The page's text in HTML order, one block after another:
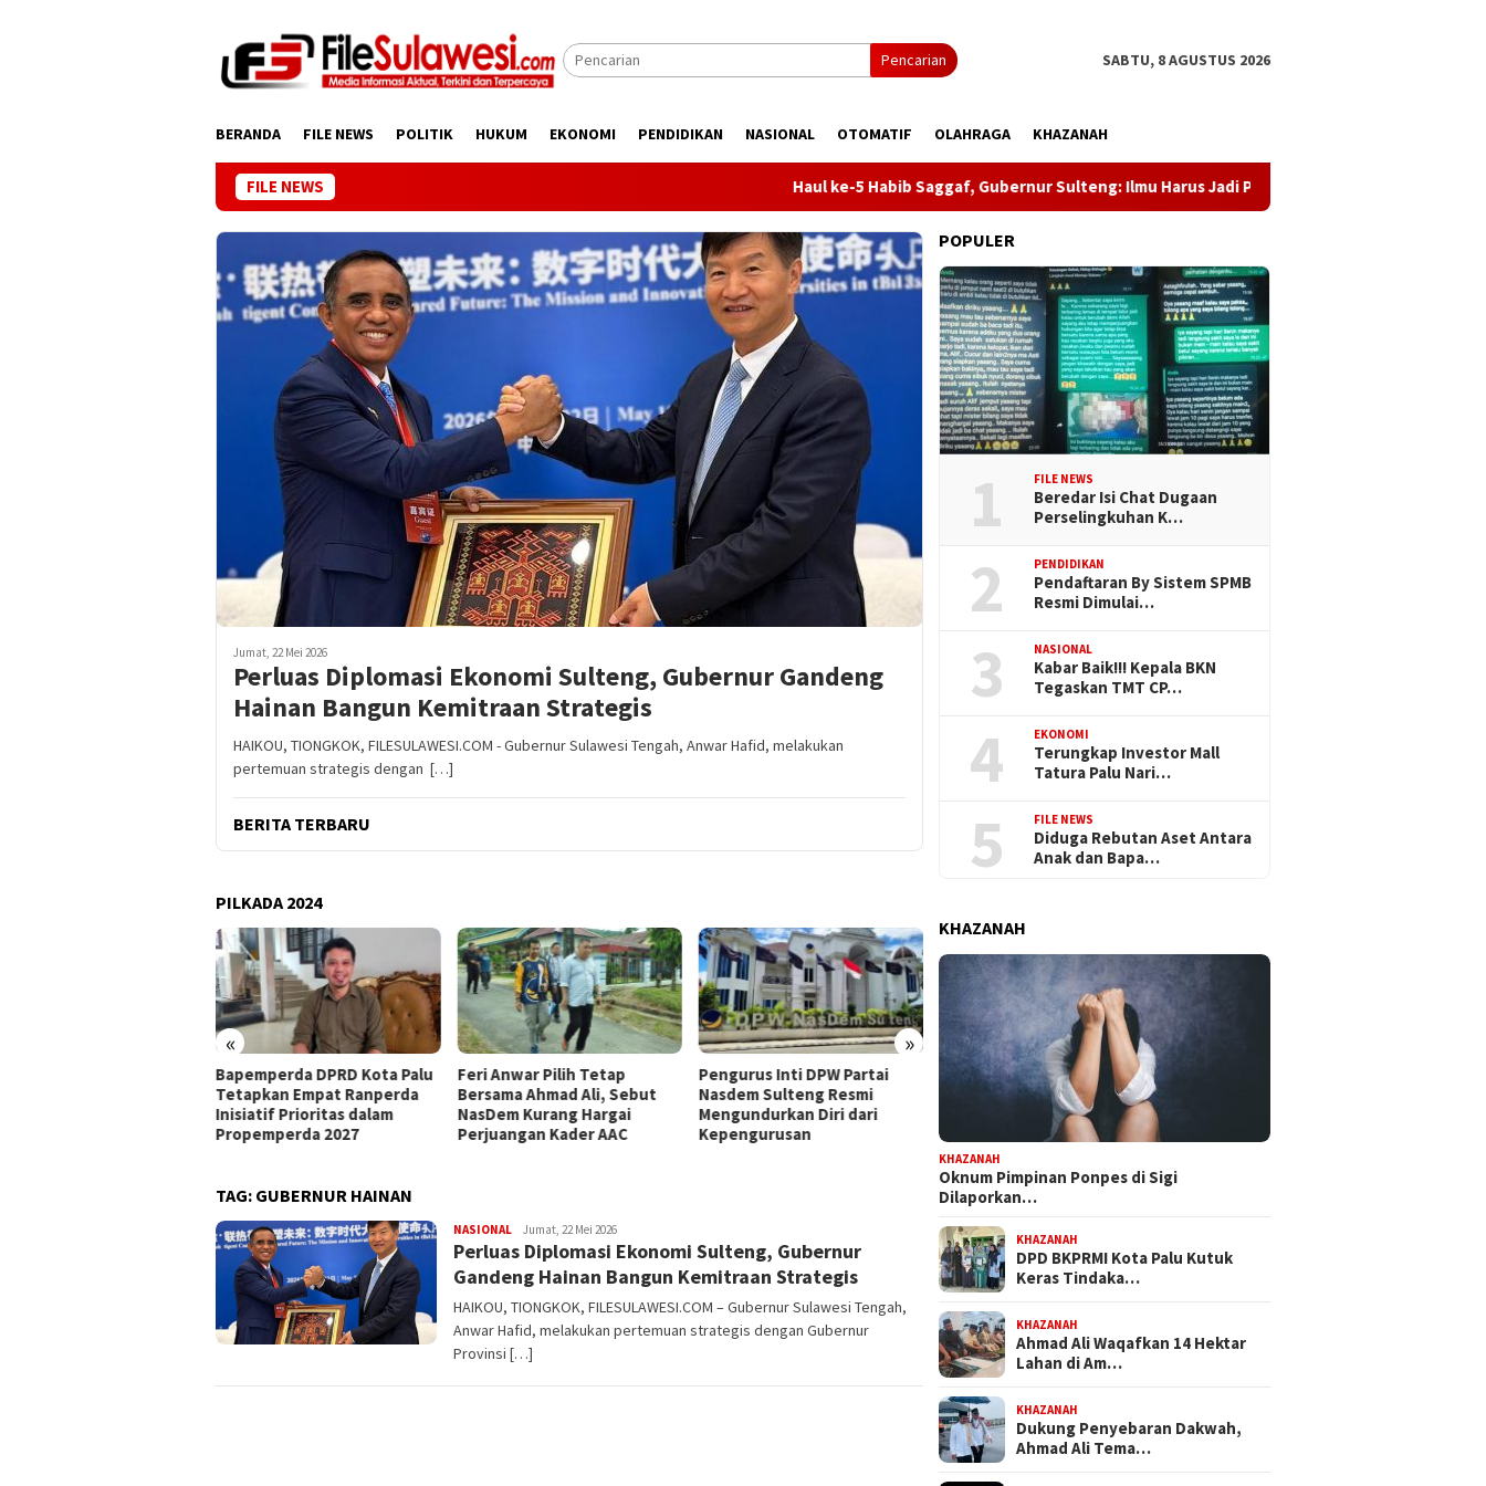
Pencarian SABTU, 8 AGUSTUS 2026
BERANDA FILE NEWS POLITIK HUKUM EKONOMI PENDIDIKAN NASIONAL OTOMATIF OLAHRAGA KHAZANAH
FILE NEWS Haul ke-5 Habib Saggaf, Gubernur Sulteng: Ilmu Harus Jadi Panglima Kehidupan
Jumat, 22 Mei 2026
Perluas Diplomasi Ekonomi Sulteng, Gubernur Gandeng
Hainan Bangun Kemitraan Strategis
HAIKOU, TIONGKOK, FILESULAWESI.COM - Gubernur Sulawesi Tengah, Anwar Hafid, melakukan
pertemuan strategis dengan […]
BERITA TERBARU
PILKADA 2024
« »
Bapemperda DPRD Kota Palu
Tetapkan Empat Ranperda
Inisiatif Prioritas dalam
Propemperda 2027
Feri Anwar Pilih Tetap
Bersama Ahmad Ali, Sebut
NasDem Kurang Hargai
Perjuangan Kader AAC
Pengurus Inti DPW Partai
Nasdem Sulteng Resmi
Mengundurkan Diri dari
Kepengurusan
Komisi III DPRD Sulteng
Turun ke PT CPM, Isu
Pencemaran hingga
Kontribusi PAD Jadi Sorotan
TAG: GUBERNUR HAINAN
NASIONAL FILESULAWESI
Jumat, 22 Mei 2026
Perluas Diplomasi Ekonomi Sulteng, Gubernur
Gandeng Hainan Bangun Kemitraan Strategis
HAIKOU, TIONGKOK, FILESULAWESI.COM – Gubernur Sulawesi Tengah,
Anwar Hafid, melakukan pertemuan strategis dengan Gubernur
Provinsi […]
POPULER
1 FILE NEWS
Beredar Isi Chat Dugaan
Perselingkuhan K…
2 PENDIDIKAN
Pendaftaran By Sistem SPMB
Resmi Dimulai…
3 NASIONAL
Kabar Baik!!! Kepala BKN
Tegaskan TMT CP…
4 EKONOMI
Terungkap Investor Mall
Tatura Palu Nari…
5 FILE NEWS
Diduga Rebutan Aset Antara
Anak dan Bapa…
KHAZANAH
KHAZANAH
Oknum Pimpinan Ponpes di Sigi
Dilaporkan…
KHAZANAH
DPD BKPRMI Kota Palu Kutuk
Keras Tindaka…
KHAZANAH
Ahmad Ali Waqafkan 14 Hektar
Lahan di Am…
KHAZANAH
Dukung Penyebaran Dakwah,
Ahmad Ali Tema…